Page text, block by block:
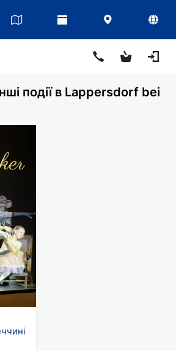
події в Lappersdorf bei